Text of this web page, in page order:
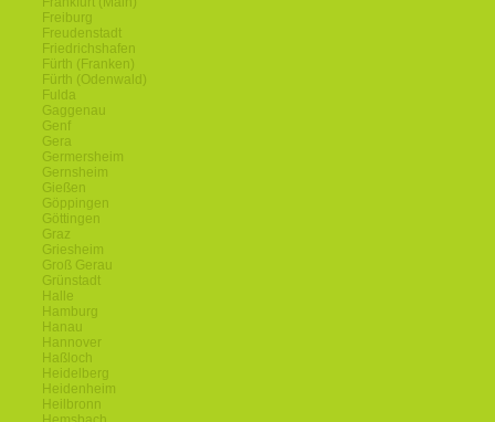
Freiburg
Freudenstadt
Friedrichshafen
Fürth (Franken)
Fürth (Odenwald)
Fulda
Gaggenau
Genf
Gera
Germersheim
Gernsheim
Gießen
Göppingen
Göttingen
Graz
Griesheim
Groß Gerau
Grünstadt
Halle
Hamburg
Hanau
Hannover
Haßloch
Heidelberg
Heidenheim
Heilbronn